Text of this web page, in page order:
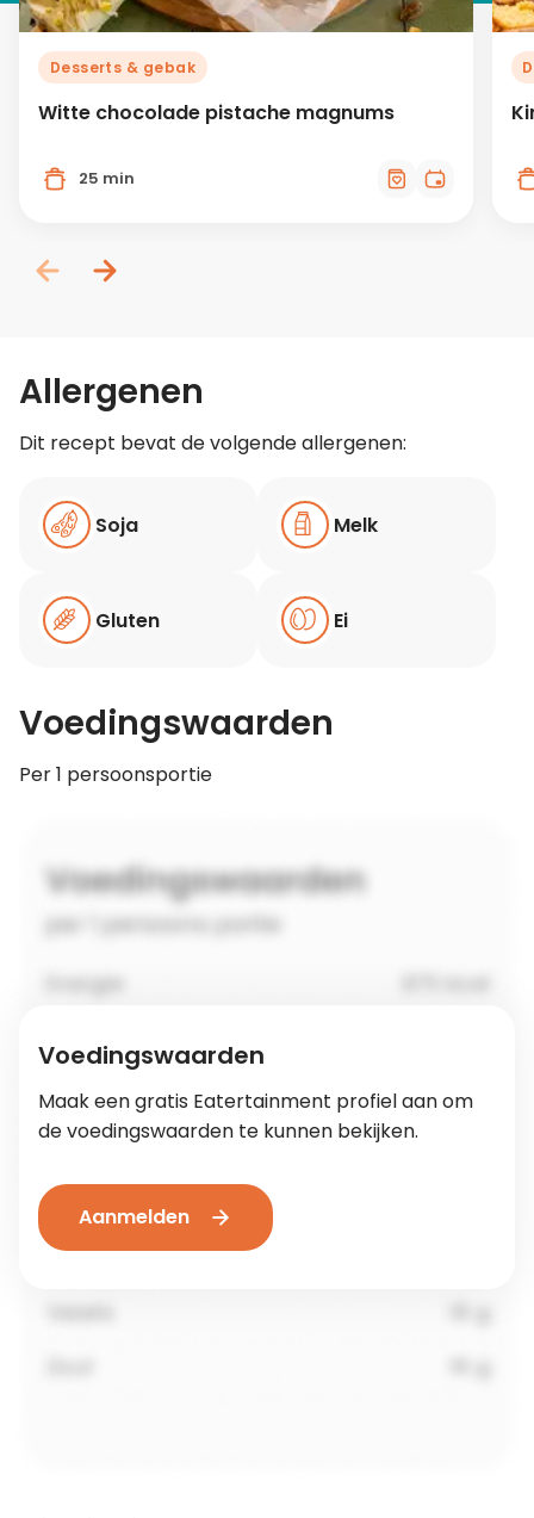
Desserts & gebak
Witte chocolade pistache magnums
25 min
Allergenen
Dit recept bevat de volgende allergenen:
Soja Melk
Gluten Ei
Voedingswaarden
Per 1 persoonsportie
Voedingswaarden
Maak een gratis Eatertainment profiel aan om
de voedingswaarden te kunnen bekijken.
Aanmelden